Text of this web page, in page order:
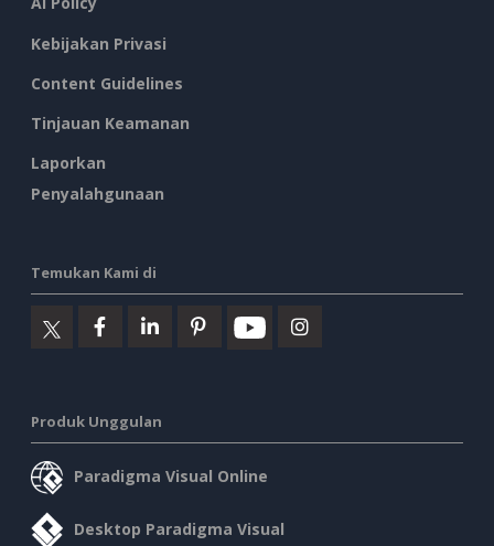
Kebijakan Privasi
Content Guidelines
Tinjauan Keamanan
Laporkan
Penyalahgunaan
Temukan Kami di
Produk Unggulan
Paradigma Visual Online
Desktop Paradigma Visual